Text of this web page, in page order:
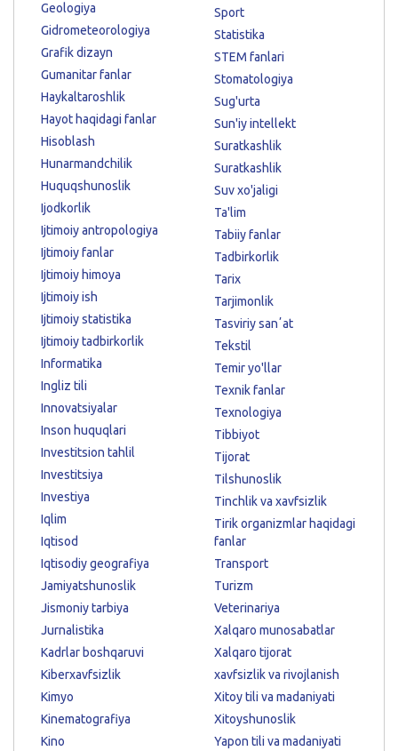
Geologiya
Gidrometeorologiya
Grafik dizayn
Gumanitar fanlar
Haykaltaroshlik
Hayot haqidagi fanlar
Hisoblash
Hunarmandchilik
Huquqshunoslik
Ijodkorlik
Ijtimoiy antropologiya
Ijtimoiy fanlar
Ijtimoiy himoya
Ijtimoiy ish
Ijtimoiy statistika
Ijtimoiy tadbirkorlik
Informatika
Ingliz tili
Innovatsiyalar
Inson huquqlari
Investitsion tahlil
Investitsiya
Investiya
Iqlim
Iqtisod
Iqtisodiy geografiya
Jamiyatshunoslik
Jismoniy tarbiya
Jurnalistika
Kadrlar boshqaruvi
Kiberxavfsizlik
Kimyo
Kinematografiya
Kino
Sport
Statistika
STEM fanlari
Stomatologiya
Sug'urta
Sun'iy intellekt
Suratkashlik
Suratkashlik
Suv xo'jaligi
Ta'lim
Tabiiy fanlar
Tadbirkorlik
Tarix
Tarjimonlik
Tasviriy sanʼat
Tekstil
Temir yo'llar
Texnik fanlar
Texnologiya
Tibbiyot
Tijorat
Tilshunoslik
Tinchlik va xavfsizlik
Tirik organizmlar haqidagi
fanlar
Transport
Turizm
Veterinariya
Xalqaro munosabatlar
Xalqaro tijorat
xavfsizlik va rivojlanish
Xitoy tili va madaniyati
Xitoyshunoslik
Yapon tili va madaniyati